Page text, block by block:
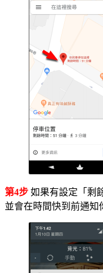
第4步 如果有設定「剩
並會在時間快到前通知